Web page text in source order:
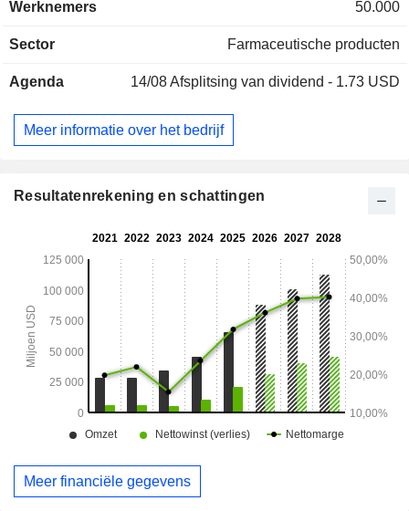
behandeling van depressie en schizofrenie; - overige
Verenigde Staten (66,7%), Europa (17,7%), Japan (3,2%),
Werknemers 50.000
Sector Farmaceutische producten
Agenda 14/08Afsplitsing van dividend - 1.73 USD
Meer informatie over het bedrijf
Resultatenrekening en schattingen
Meer financiële gegevens